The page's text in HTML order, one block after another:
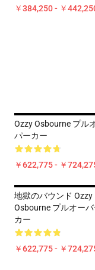
￥384,250 - ￥
Ozzy Osbourne プル
パーカー
￥622,775 - ￥
地獄のバウンド Ozzy
Osbourne プルオー
カー
￥622,775 - ￥